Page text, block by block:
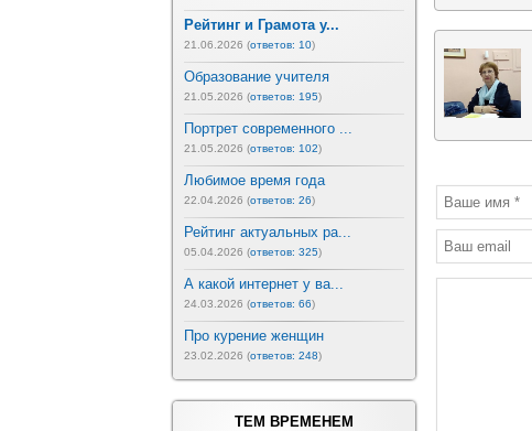
Рейтинг и Грамота у...
21.06.2026 (ответов: 10)
Образование учителя
21.05.2026 (ответов: 195)
Портрет современного ...
21.05.2026 (ответов: 102)
Любимое время года
22.04.2026 (ответов: 26)
Рейтинг актуальных ра...
05.04.2026 (ответов: 325)
А какой интернет у ва...
24.03.2026 (ответов: 66)
Про курение женщин
23.02.2026 (ответов: 248)
ТЕМ ВРЕМЕНЕМ